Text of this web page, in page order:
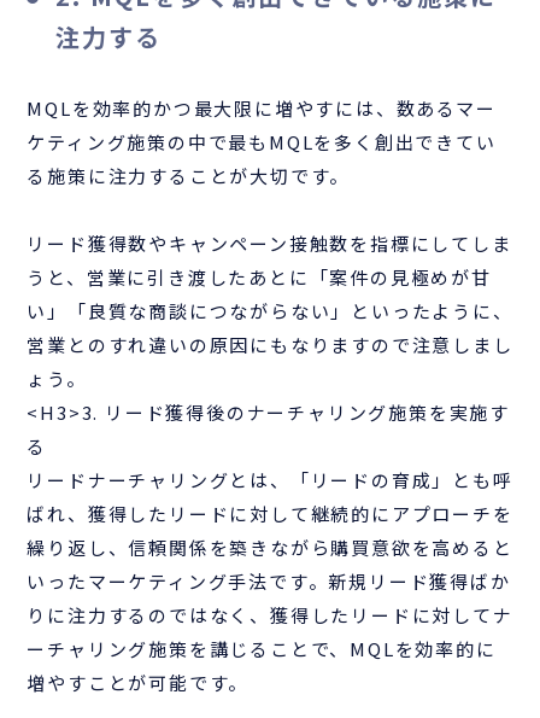
注力する
MQLを効率的かつ最大限に増やすには、数あるマー
ケティング施策の中で最もMQLを多く創出できてい
る施策に注力することが大切です。
リード獲得数やキャンペーン接触数を指標にしてしま
うと、営業に引き渡したあとに「案件の見極めが甘
い」「良質な商談につながらない」といったように、
営業とのすれ違いの原因にもなりますので注意しまし
ょう。
<H3>3. リード獲得後のナーチャリング施策を実施す
る
リードナーチャリングとは、「リードの育成」とも呼
ばれ、獲得したリードに対して継続的にアプローチを
繰り返し、信頼関係を築きながら購買意欲を高めると
いったマーケティング手法です。新規リード獲得ばか
りに注力するのではなく、獲得したリードに対してナ
ーチャリング施策を講じることで、MQLを効率的に
増やすことが可能です。